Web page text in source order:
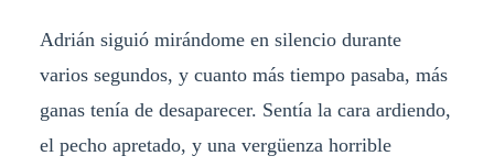
Adrián siguió mirándome en silencio durante
varios segundos, y cuanto más tiempo pasaba, más
ganas tenía de desaparecer. Sentía la cara ardiendo,
el pecho apretado, y una vergüenza horrible